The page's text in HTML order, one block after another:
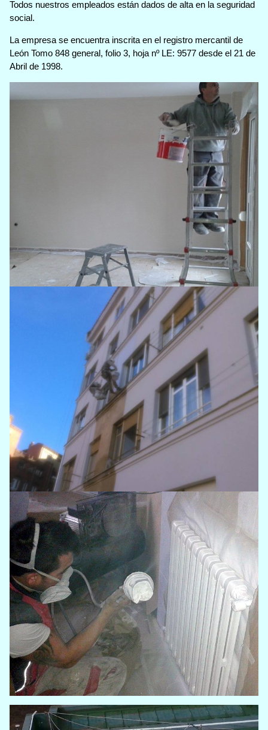
Todos nuestros empleados están dados de alta en la seguridad
social.
La empresa se encuentra inscrita en el registro mercantil de
León Tomo 848 general, folio 3, hoja nº LE: 9577 desde el 21 de
Abril de 1998.